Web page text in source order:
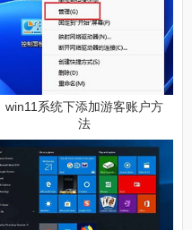
win11系统下添加游客账户方
法